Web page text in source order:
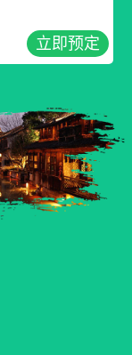
立即预定